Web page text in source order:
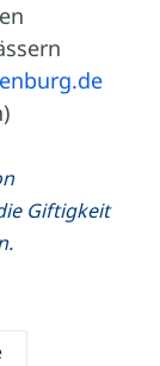
Giftigkeit